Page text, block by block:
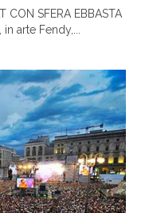
CON SFERA EBBASTA
arte Fendy,...